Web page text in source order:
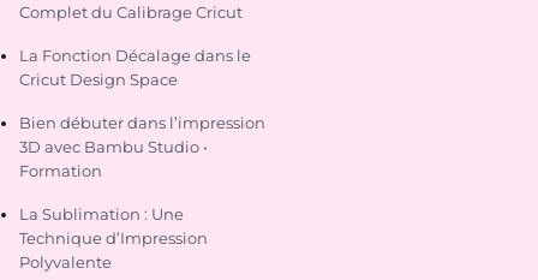
Complet du Calibrage Cricut
La Fonction Décalage dans le
Cricut Design Space
Bien débuter dans l’impression
3D avec Bambu Studio •
Formation
La Sublimation : Une
Technique d’Impression
Polyvalente